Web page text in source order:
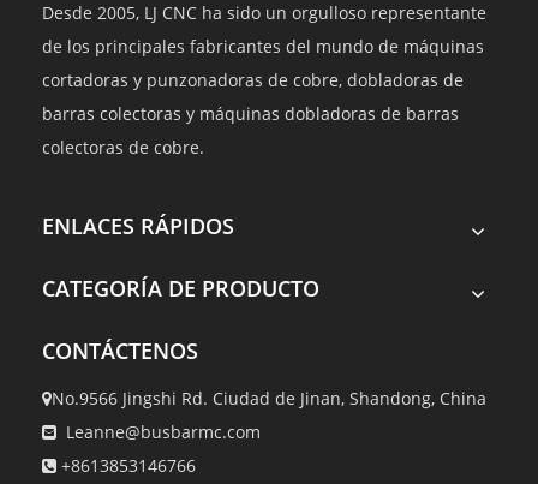
Desde 2005, LJ CNC ha sido un orgulloso representante
de los principales fabricantes del mundo de máquinas
cortadoras y punzonadoras de cobre, dobladoras de
barras colectoras y máquinas dobladoras de barras
colectoras de cobre.
ENLACES RÁPIDOS
CATEGORÍA DE PRODUCTO
CONTÁCTENOS
No.9566 Jingshi Rd. Ciudad de Jinan, Shandong, China
 Leanne@busbarmc.com
 +8613853146766